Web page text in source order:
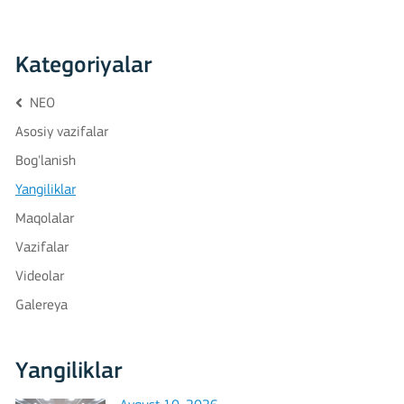
Kategoriyalar
NEO
Asosiy vazifalar
Bog'lanish
Yangiliklar
Maqolalar
Vazifalar
Videolar
Galereya
Yangiliklar